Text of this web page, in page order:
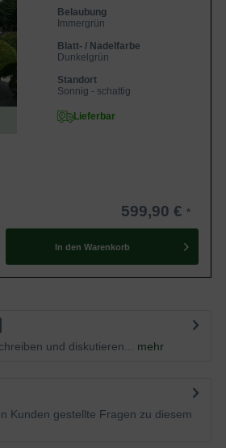
Belaubung
Immergrün
Blatt- / Nadelfarbe
Dunkelgrün
Standort
Sonnig - schattig
Lieferbar
599,90 €
In den Warenkorb
und diskutieren...
mehr
Kunden gestellte Fragen zu diesem